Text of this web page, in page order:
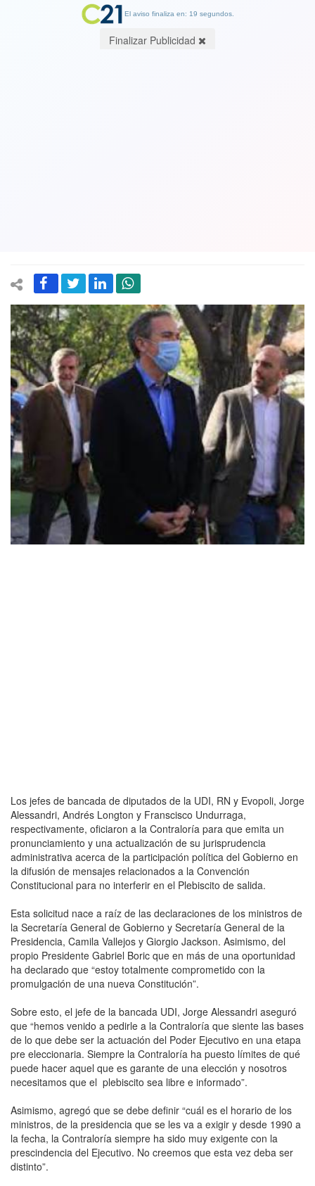
Los jefes de bancada de diputados de la UDI, RN y Evopoli, Jorge
Alessandri, Andrés Longton y Franscisco Undurraga,
respectivamente, oficiaron a la Contraloría para que emita un
pronunciamiento y una actualización de su jurisprudencia
administrativa acerca de la participación política del Gobierno en
la difusión de mensajes relacionados a la Convención
Constitucional para no interferir en el Plebiscito de salida.
Esta solicitud nace a raíz de las declaraciones de los ministros de
la Secretaría General de Gobierno y Secretaría General de la
Presidencia, Camila Vallejos y Giorgio Jackson. Asimismo, del
propio Presidente Gabriel Boric que en más de una oportunidad
ha declarado que “estoy totalmente comprometido con la
promulgación de una nueva Constitución”.
Sobre esto, el jefe de la bancada UDI, Jorge Alessandri aseguró
que “hemos venido a pedirle a la Contraloría que siente las bases
de lo que debe ser la actuación del Poder Ejecutivo en una etapa
pre eleccionaria. Siempre la Contraloría ha puesto límites de qué
puede hacer aquel que es garante de una elección y nosotros
necesitamos que el plebiscito sea libre e informado”.
Asimismo, agregó que se debe definir “cuál es el horario de los
ministros, de la presidencia que se les va a exigir y desde 1990 a
la fecha, la Contraloría siempre ha sido muy exigente con la
prescindencia del Ejecutivo. No creemos que esta vez deba ser
distinto”.
El aviso finaliza en: 19 segundos.
Finalizar Publicidad